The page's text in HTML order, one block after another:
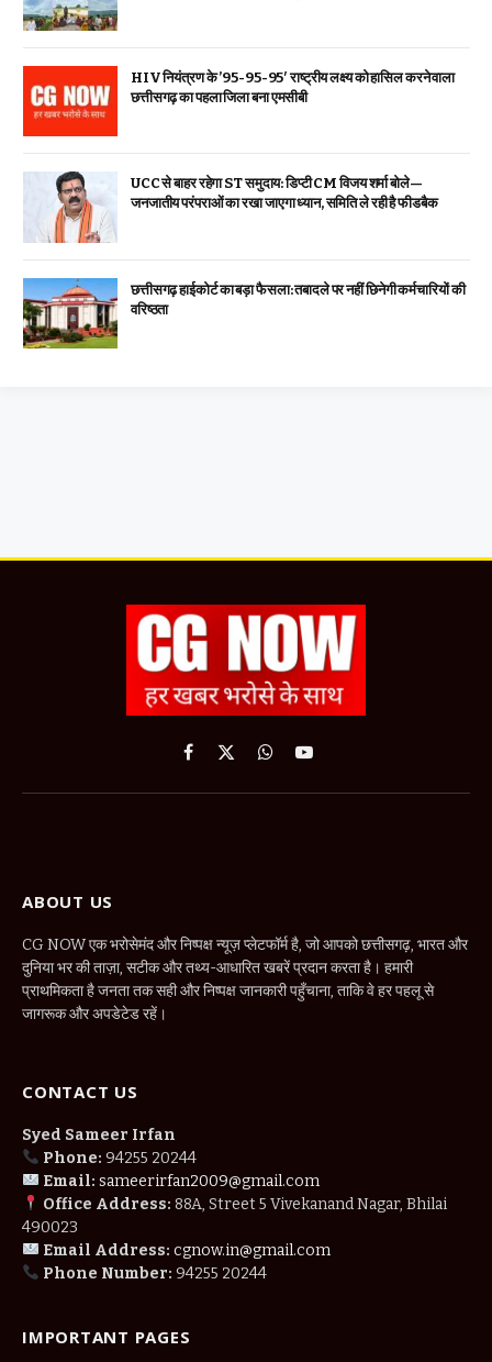
HIV नियंत्रण के ’95-95-95′ राष्ट्रीय लक्ष्य को हासिल करने वाला
छत्तीसगढ़ का पहला जिला बना एमसीबी
UCC से बाहर रहेगा ST समुदाय: डिप्टी CM विजय शर्मा बोले—
जनजातीय परंपराओं का रखा जाएगा ध्यान, समिति ले रही है फीडबैक
छत्तीसगढ़ हाईकोर्ट का बड़ा फैसला: तबादले पर नहीं छिनेगी कर्मचारियों की
वरिष्ठता
Facebook
X
WhatsApp
YouTube
ABOUT US
CG NOW एक भरोसेमंद और निष्पक्ष न्यूज़ प्लेटफॉर्म है, जो आपको छत्तीसगढ़, भारत और
दुनिया भर की ताज़ा, सटीक और तथ्य-आधारित खबरें प्रदान करता है। हमारी
प्राथमिकता है जनता तक सही और निष्पक्ष जानकारी पहुँचाना, ताकि वे हर पहलू से
जागरूक और अपडेटेड रहें।
CONTACT US
Syed Sameer Irfan
Phone: 94255 20244
Email: sameerirfan2009@gmail.com
Office Address: 88A, Street 5 Vivekanand Nagar, Bhilai
490023
Email Address: cgnow.in@gmail.com
Phone Number: 94255 20244
IMPORTANT PAGES